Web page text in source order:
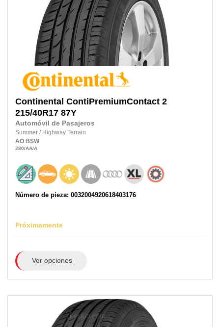
Continental ContiPremiumContact 2
215/40R17 87Y
Automóvil de Pasajeros
Summer / Highway Terrain
AO BSW
280/AA/A
Número de pieza: 0032004920618403176
Próximamente
Ver opciones